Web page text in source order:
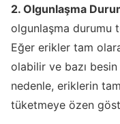
2. Olgunlaşma
olgunlaşma durumu
Eğer erikler tam
olabilir ve bazı
nedenle, eriklerin
tüketmeye özen